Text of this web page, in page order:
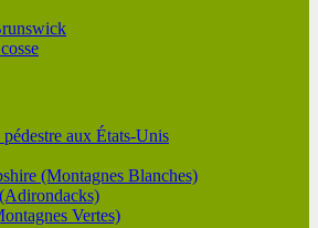
aux États-Unis
(Montagnes Blanches)
Vertes)